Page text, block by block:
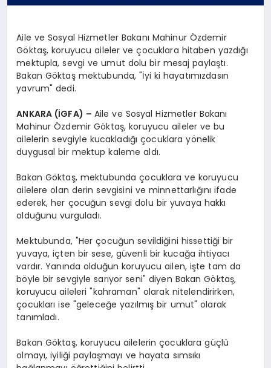
Aile ve Sosyal Hizmetler Bakanı Mahinur Özdemir
Göktaş, koruyucu aileler ve çocuklara hitaben yazdığı
mektupla, sevgi ve umut dolu bir mesaj paylaştı.
Bakan Göktaş mektubunda, "İyi ki hayatımızdasın
yavrum" dedi.
ANKARA (İGFA) – Aile ve Sosyal Hizmetler Bakanı
Mahinur Özdemir Göktaş, koruyucu aileler ve bu
ailelerin sevgiyle kucakladığı çocuklara yönelik
duygusal bir mektup kaleme aldı.
Bakan Göktaş, mektubunda çocuklara ve koruyucu
ailelere olan derin sevgisini ve minnettarlığını ifade
ederek, her çocuğun sevgi dolu bir yuvaya hakkı
olduğunu vurguladı.
Mektubunda, "Her çocuğun sevildiğini hissettiği bir
yuvaya, içten bir sese, güvenli bir kucağa ihtiyacı
vardır. Yanında olduğun koruyucu ailen, işte tam da
böyle bir sevgiyle sarıyor seni" diyen Bakan Göktaş,
koruyucu aileleri "kahraman" olarak nitelendirirken,
çocukları ise "geleceğe yazılmış bir umut" olarak
tanımladı.
Bakan Göktaş, koruyucu ailelerin çocuklara güçlü
olmayı, iyiliği paylaşmayı ve hayata sımsıkı